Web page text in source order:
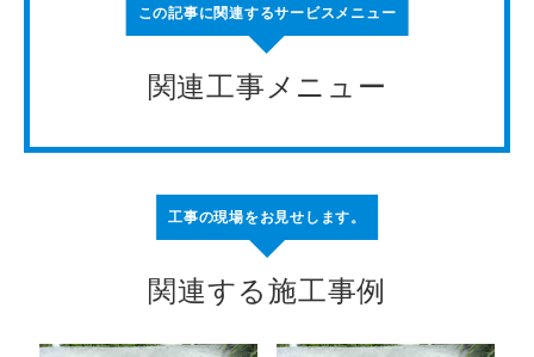
この記事に関連するサービスメニュー
関連工事メニュー
工事の現場をお見せします。
関連する施工事例